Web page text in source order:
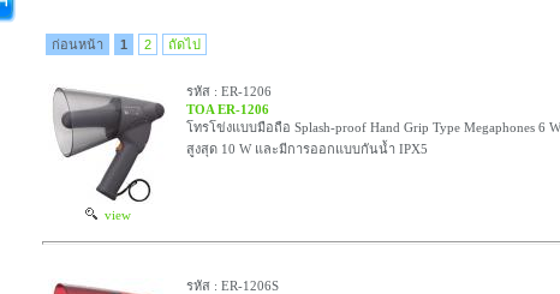
ก่อนหน้า 1 2 ถัดไป
view
รหัส : ER-1206
TOA ER-1206
โทรโข่งแบบมือถือ Splash-proof Hand Grip Type Megaphones 6 W
สูงสุด 10 W และมีการออกแบบกันน้ำ IPX5
รหัส : ER-1206S